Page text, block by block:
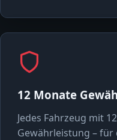
12 Monate
Jedes Fahrzeug mit
Gewährleistung – für